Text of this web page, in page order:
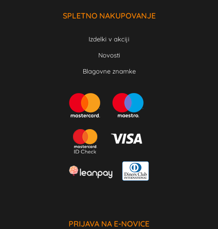
SPLETNO NAKUPOVANJE
Izdelki v akciji
Novosti
Blagovne znamke
PRIJAVA NA E-NOVICE